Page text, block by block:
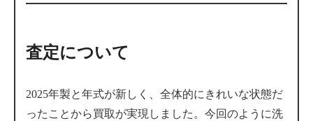
査定について
2025年製と年式が新しく、全体的にきれいな状態だ
ったことから買取が実現しました。今回のように洗